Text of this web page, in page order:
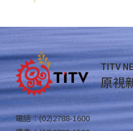
TITV
原視
電話：(02)2788-1600